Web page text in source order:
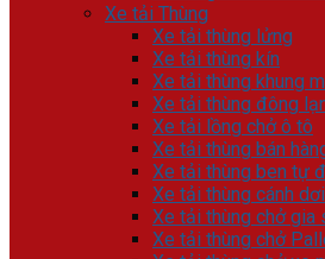
Xe tải Thùng
Xe tải thùng lửng
Xe tải thùng kín
Xe tải thùng khung
Xe tải thùng đông
Xe tải lồng chở ô tô
Xe tải thùng bán
Xe tải thùng ben tự
Xe tải thùng cánh dơi
Xe tải thùng chở gia
Xe tải thùng chở